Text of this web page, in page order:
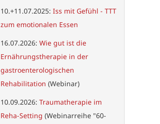
10.+11.07.2025: Iss mit Gefühl - TTT
zum emotionalen Essen
16.07.2026: Wie gut ist die
Ernährungstherapie in der
gastroenterologischen
Rehabilitation (Webinar)
10.09.2026: Traumatherapie im
Reha-Setting (Webinarreihe "60-